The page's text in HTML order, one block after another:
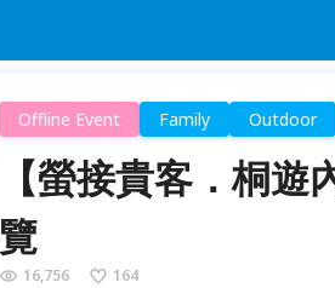
Offline Event Family Outdoor
【螢接貴客．桐
覽
16,756 164